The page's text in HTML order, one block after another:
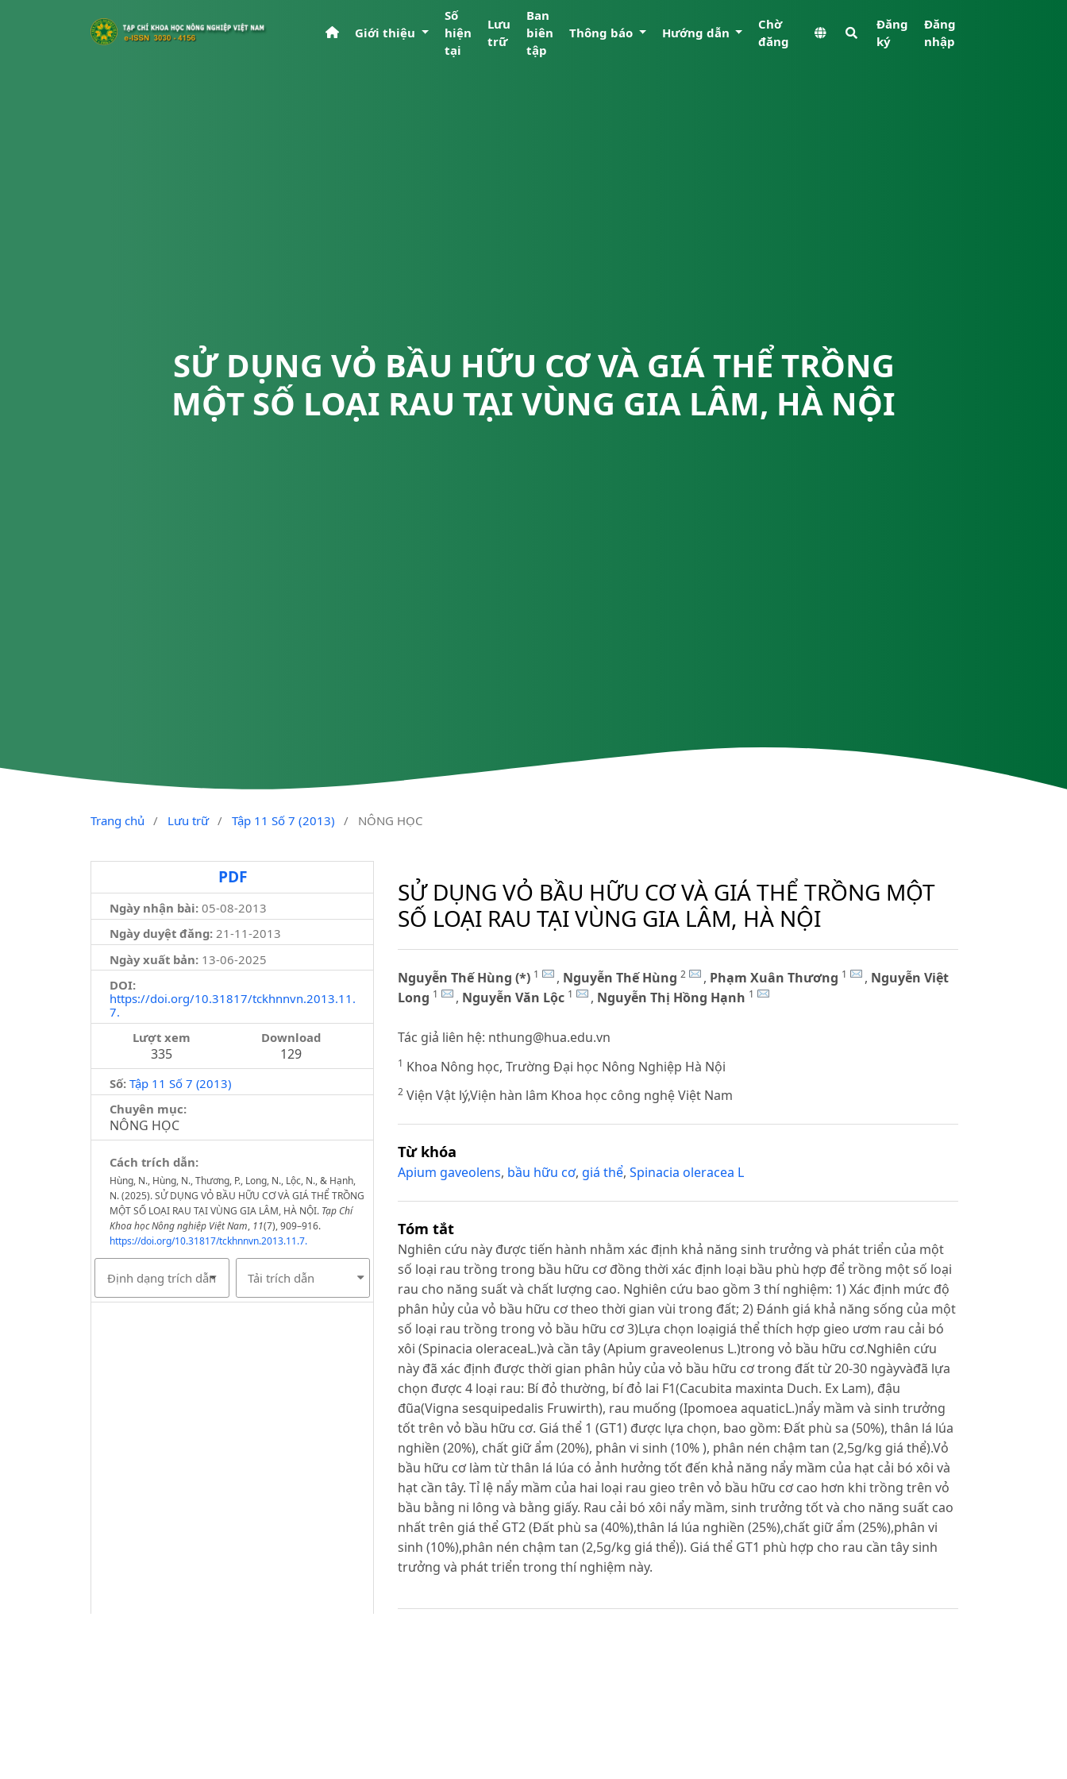
Giới thiệu
Số
hiện
tại
Lưu
trữ
Ban
biên
tập
Thông báo Hướng dẫn
Chờ
đăng
Đăng
ký
Đăng
nhập
SỬ DỤNG VỎ BẦU HỮU CƠ VÀ GIÁ THỂ TRỒNG
MỘT SỐ LOẠI RAU TẠI VÙNG GIA LÂM, HÀ NỘI
Trang chủ / Lưu trữ / Tập 11 Số 7 (2013) / NÔNG HỌC
PDF
Ngày nhận bài: 05-08-2013
Ngày duyệt đăng:21-11-2013
Ngày xuất bản: 13-06-2025
DOI:
https://doi.org/10.31817/tckhnnvn.2013.11.
7.
Lượt xem
335
Download
129
Số: Tập 11 Số 7 (2013)
Chuyên mục:
NÔNG HỌC
Cách trích dẫn:
Hùng, N., Hùng, N., Thương, P., Long, N., Lộc, N., & Hạnh,
N. (2025). SỬ DỤNG VỎ BẦU HỮU CƠ VÀ GIÁ THỂ TRỒNG
MỘT SỐ LOẠI RAU TẠI VÙNG GIA LÂM, HÀ NỘI. Tạp Chí
Khoa học Nông nghiệp Việt Nam, 11(7), 909–916.
https://doi.org/10.31817/tckhnnvn.2013.11.7.
Định dạng trích dẫn Tải trích dẫn
SỬ DỤNG VỎ BẦU HỮU CƠ VÀ GIÁ THỂ TRỒNG MỘT
SỐ LOẠI RAU TẠI VÙNG GIA LÂM, HÀ NỘI
Nguyễn Thế Hùng (*) 1 , Nguyễn Thế Hùng 2 , Phạm Xuân Thương 1 , Nguyễn Việt
Long 1 , Nguyễn Văn Lộc 1 , Nguyễn Thị Hồng Hạnh 1
Tác giả liên hệ: nthung@hua.edu.vn
1 Khoa Nông học, Trường Đại học Nông Nghiệp Hà Nội
2 Viện Vật lý,Viện hàn lâm Khoa học công nghệ Việt Nam
Từ khóa
Apium gaveolens, bầu hữu cơ, giá thể,Spinacia oleracea L
Tóm tắt
Nghiên cứu này được tiến hành nhằm xác định khả năng sinh trưởng và phát triển của một
số loại rau trồng trong bầu hữu cơ đồng thời xác định loại bầu phù hợp để trồng một số loại
rau cho năng suất và chất lượng cao. Nghiên cứu bao gồm 3 thí nghiệm: 1) Xác định mức độ
phân hủy của vỏ bầu hữu cơ theo thời gian vùi trong đất; 2) Đánh giá khả năng sống của một
số loại rau trồng trong vỏ bầu hữu cơ 3)Lựa chọn loạigiá thể thích hợp gieo ươm rau cải bó
xôi (Spinacia oleraceaL.)và cần tây (Apium graveolenus L.)trong vỏ bầu hữu cơ.Nghiên cứu
này đã xác định được thời gian phân hủy của vỏ bầu hữu cơ trong đất từ 20-30 ngàyvàđã lựa
chọn được 4 loại rau: Bí đỏ thường, bí đỏ lai F1(Cacubita maxinta Duch. Ex Lam), đậu
đũa(Vigna sesquipedalis Fruwirth), rau muống (Ipomoea aquaticL.)nẩy mầm và sinh trưởng
tốt trên vỏ bầu hữu cơ. Giá thể 1 (GT1) được lựa chọn, bao gồm: Đất phù sa (50%), thân lá lúa
nghiền (20%), chất giữ ẩm (20%), phân vi sinh (10% ), phân nén chậm tan (2,5g/kg giá thể).Vỏ
bầu hữu cơ làm từ thân lá lúa có ảnh hưởng tốt đến khả năng nẩy mầm của hạt cải bó xôi và
hạt cần tây. Tỉ lệ nẩy mầm của hai loại rau gieo trên vỏ bầu hữu cơ cao hơn khi trồng trên vỏ
bầu bằng ni lông và bằng giấy. Rau cải bó xôi nẩy mầm, sinh trưởng tốt và cho năng suất cao
nhất trên giá thể GT2 (Đất phù sa (40%),thân lá lúa nghiền (25%),chất giữ ẩm (25%),phân vi
sinh (10%),phân nén chậm tan (2,5g/kg giá thể)). Giá thể GT1 phù hợp cho rau cần tây sinh
trưởng và phát triển trong thí nghiệm này.